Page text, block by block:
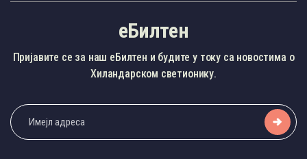
еБилтен
Пријавите се за наш еБилтен и будите у току са новостима о
Хиландарском светионику.